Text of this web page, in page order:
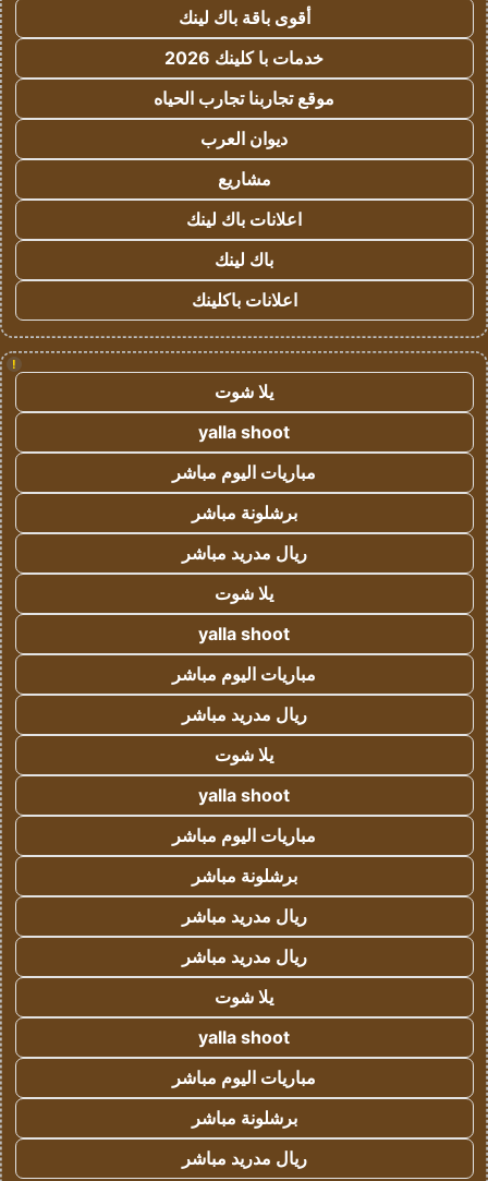
أقوى باقة باك لينك
خدمات با كلينك 2026
موقع تجاربنا تجارب الحياه
ديوان العرب
مشاريع
اعلانات باك لينك
باك لينك
اعلانات باكلينك
!
يلا شوت
yalla shoot
مباريات اليوم مباشر
برشلونة مباشر
ريال مدريد مباشر
يلا شوت
yalla shoot
مباريات اليوم مباشر
ريال مدريد مباشر
يلا شوت
yalla shoot
مباريات اليوم مباشر
برشلونة مباشر
ريال مدريد مباشر
ريال مدريد مباشر
يلا شوت
yalla shoot
مباريات اليوم مباشر
برشلونة مباشر
ريال مدريد مباشر